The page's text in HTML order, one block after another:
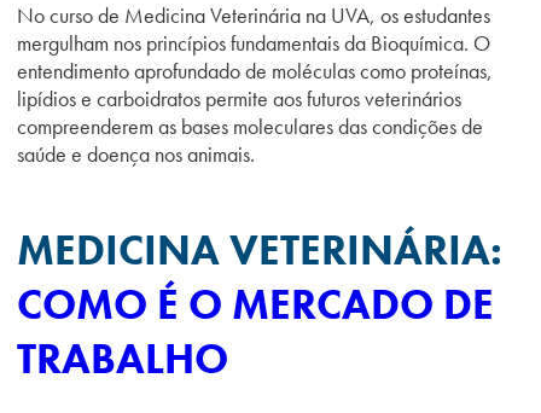
No curso de Medicina Veterinária na UVA, os estudantes
mergulham nos princípios fundamentais da Bioquímica. O
entendimento aprofundado de moléculas como proteínas,
lipídios e carboidratos permite aos futuros veterinários
compreenderem as bases moleculares das condições de
saúde e doença nos animais.
MEDICINA VETERINÁRIA:
COMO É O MERCADO DE
TRABALHO